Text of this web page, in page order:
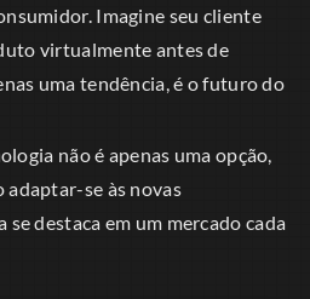
Imagine seu cliente
virtualmente antes de
uma tendência, é o futuro do
não é apenas uma opção,
adaptar-se às novas
se destaca em um mercado cada